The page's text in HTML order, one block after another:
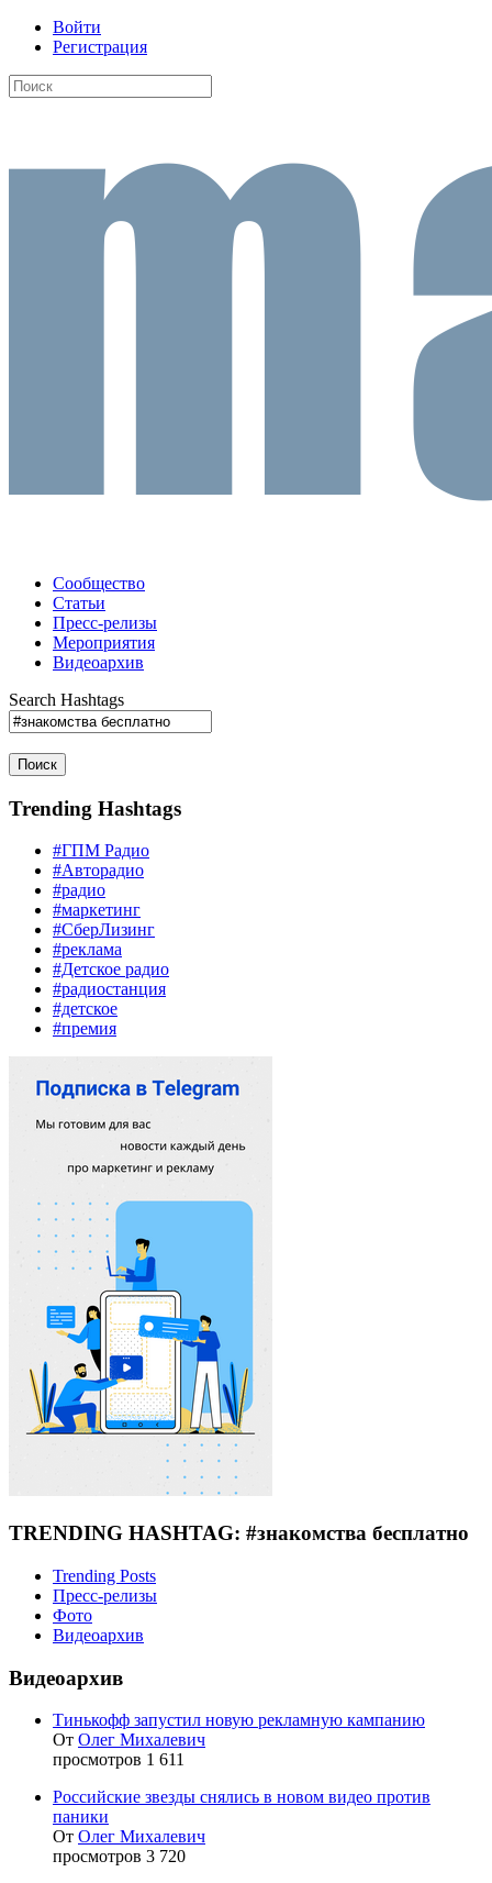
Войти
Регистрация
Сообщество
Статьи
Пресс-релизы
Мероприятия
Видеоархив
Search Hashtags
Поиск
Trending Hashtags
#ГПМ Радио
#Авторадио
#радио
#маркетинг
#СберЛизинг
#реклама
#Детское радио
#радиостанция
#детское
#премия
TRENDING HASHTAG: #знакомства бесплатно
Trending Posts
Пресс-релизы
Фото
Видеоархив
Видеоархив
Тинькофф запустил новую рекламную кампанию
От Олег Михалевич
просмотров 1 611
Российские звезды снялись в новом видео против
паники
От Олег Михалевич
просмотров 3 720